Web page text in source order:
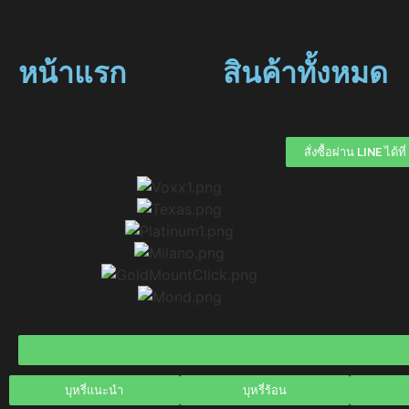
หน้าแรก สินค้าทั้งหมด
สั่งซื้อผ่าน LINE ได้
บุหรี่แนะนำ บุหรี่ร้อน